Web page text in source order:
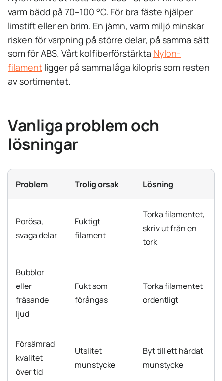
varm bädd på 70–100 °C. För bra fäste hjälper
limstift eller en brim. En jämn, varm miljö minskar
risken för varpning på större delar, på samma sätt
som för ABS. Vårt kolfiberförstärkta Nylon-
filament ligger på samma låga kilopris som resten
av sortimentet.
Vanliga problem och
lösningar
Problem Trolig orsak Lösning
Porösa,
svaga delar
Fuktigt
filament
Torka filamentet,
skriv ut från en
tork
Bubblor
eller
fräsande
ljud
Fukt som
förångas
Torka filamentet
ordentligt
Försämrad
kvalitet
över tid
Utslitet
munstycke
Byt till ett härdat
munstycke